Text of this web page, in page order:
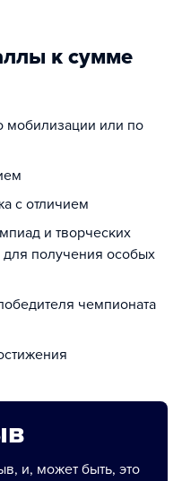
к сумме
мобилизации или по
с отличием
и творческих
получения особых
чемпионата
и, может быть, это